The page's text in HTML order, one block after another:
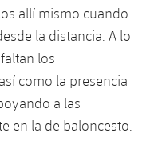
allí mismo cuando
la distancia. A lo
los
como la presencia
a las
en la de baloncesto.